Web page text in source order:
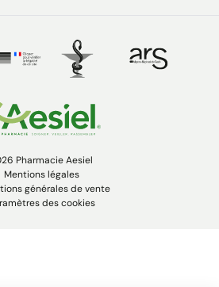
Pharmacie Aesiel
Mentions légales
générales de vente
des cookies